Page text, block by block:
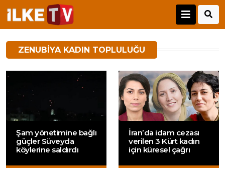
ZENUBIYA KADIN TOPLULUĞU
Şam yönetimine bağlı
güçler Süveyda
köylerine saldırdı
İran’da idam cezası
verilen 3 Kürt kadın
için küresel çağrı